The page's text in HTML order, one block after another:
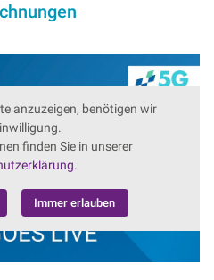
anzuzeigen, benötigen wir
finden Sie in unserer
Immer erlauben